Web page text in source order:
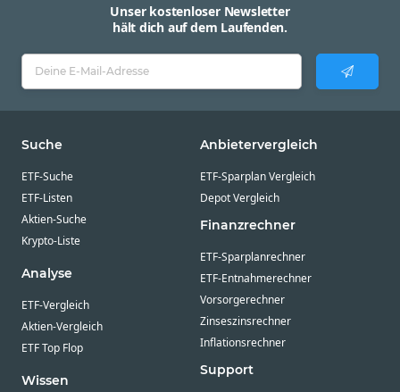
Unser kostenloser Newsletter
hält dich auf dem Laufenden.
Suche
ETF-Suche
ETF-Listen
Aktien-Suche
Krypto-Liste
Analyse
ETF-Vergleich
Aktien-Vergleich
ETF Top Flop
Wissen
Anbietervergleich
ETF-Sparplan Vergleich
Depot Vergleich
Finanzrechner
ETF-Sparplanrechner
ETF-Entnahmerechner
Vorsorgerechner
Zinseszinsrechner
Inflationsrechner
Support